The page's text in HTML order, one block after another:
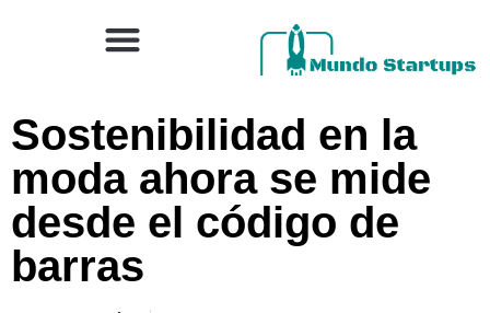
Sostenibilidad en la
moda ahora se mide
desde el código de
barras